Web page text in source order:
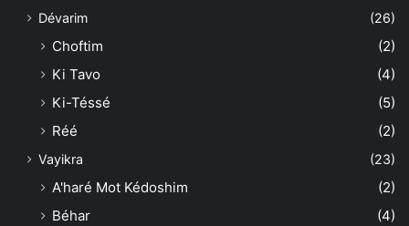
Dévarim (26)
Choftim
(2)
Ki Tavo
(4)
Ki-Téssé
(5)
Réé
(2)
Vayikra (23)
A'haré Mot Kédoshim
(2)
Béhar
(4)